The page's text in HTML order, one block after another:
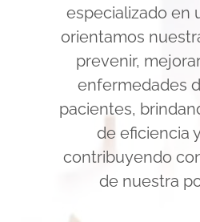
especializado en
orientamos
prevenir,
enfermedades
pacientes,
de eficiencia
contribuyendo
de nuestra